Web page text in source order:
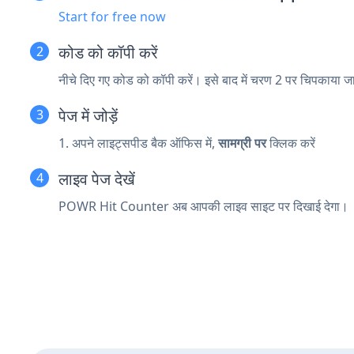
Start for free now
कोड को कॉपी करें
नीचे दिए गए कोड को कॉपी करें। इसे बाद में चरण 2 पर चिपकाया
पेज में जोड़ें
1. अपने लाइट्सपीड बैक ऑफिस में,सामग्री परक्लिक करें
लाइव पेज देखें
POWR Hit Counter अब आपकी लाइव साइट पर दिखाई देगा।